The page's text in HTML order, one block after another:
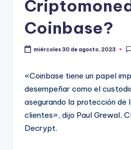
Coinbase?
miércoles 30 de agosto, 2023
«Coinbase tiene un papel
desempeñar como el
asegurando la protección de
clientes», dijo Paul Grewal,
Decrypt.